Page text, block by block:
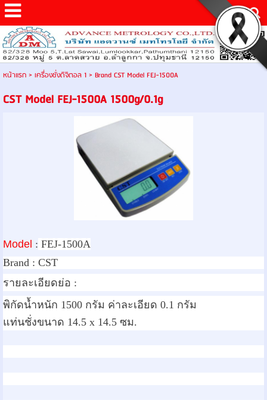
หน้าแรก> เครื่องชั่งดิจิตอล 1> Brand CST Model FEJ-1500A
CST Model FEJ-1500A 1500g/0.1g
Model : FEJ-1500A
Brand : CST
รายละเอียดย่อ :
พิกัดน้ำหนัก 1500 กรัม ค่าละเอียด 0.1 กรัม
แท่นชั่งขนาด 14.5 x 14.5 ซม.